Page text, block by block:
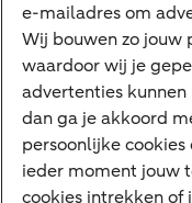
Deposito
Uw situatie
Maatwerk in
Ondernemen en
e-mailadres om
Wij bouwen zo jouw
waardoor wij je
advertenties
dan ga je akkoord
persoonlijke
ieder moment jouw
cookies intrekken of